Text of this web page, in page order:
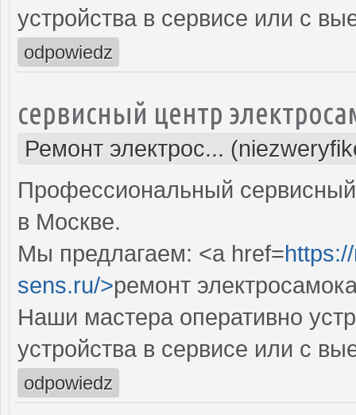
устройства в сервисе или с
odpowiedz
сервисный центр
Ремонт электрос...
Профессиональный
в Москве.
Мы предлагаем: <a href=
sens.ru/>ремонт
Наши мастера оперативно
устройства в сервисе или с
odpowiedz